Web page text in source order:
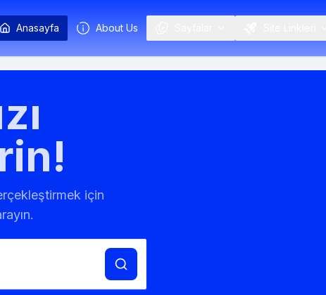
Anasayfa About Us
için